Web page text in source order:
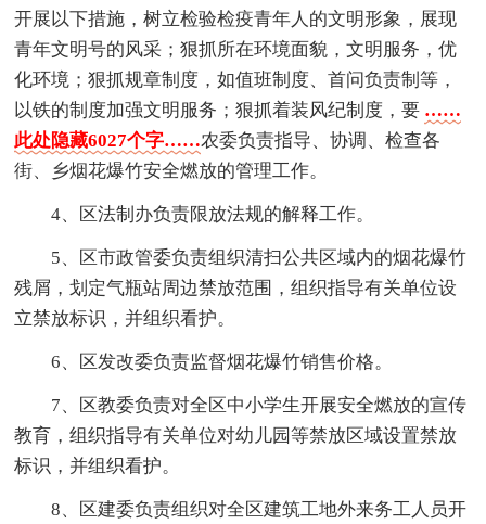
开展以下措施，树立检验检疫青年人的文明形象，展现
青年文明号的风采；狠抓所在环境面貌，文明服务，优
化环境；狠抓规章制度，如值班制度、首问负责制等，
以铁的制度加强文明服务；狠抓着装风纪制度，要 ……
此处隐藏6027个字……农委负责指导、协调、检查各
街、乡烟花爆竹安全燃放的管理工作。
4、区法制办负责限放法规的解释工作。
5、区市政管委负责组织清扫公共区域内的烟花爆竹
残屑，划定气瓶站周边禁放范围，组织指导有关单位设
立禁放标识，并组织看护。
6、区发改委负责监督烟花爆竹销售价格。
7、区教委负责对全区中小学生开展安全燃放的宣传
教育，组织指导有关单位对幼儿园等禁放区域设置禁放
标识，并组织看护。
8、区建委负责组织对全区建筑工地外来务工人员开